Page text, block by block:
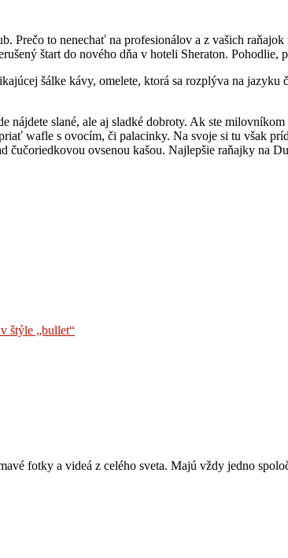
Prečo to nenechať na profesionálov a z vašich
štart do nového dňa v hoteli Sheraton.
šálke kávy, omelete, ktorá sa rozplýva na
nájdete slané, ale aj sladké dobroty. Ak ste
wafle s ovocím, či palacinky. Na svoje si tu však
ovsenou kašou. Najlepšie raňajky na
štýle „bullet“
fotky a videá z celého sveta. Majú vždy jedno